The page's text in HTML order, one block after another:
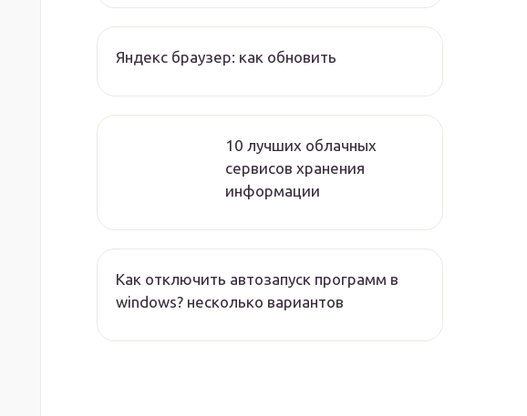
Яндекс браузер: как обновить
10 лучших облачных
сервисов хранения
информации
Как отключить автозапуск программ в
windows? несколько вариантов